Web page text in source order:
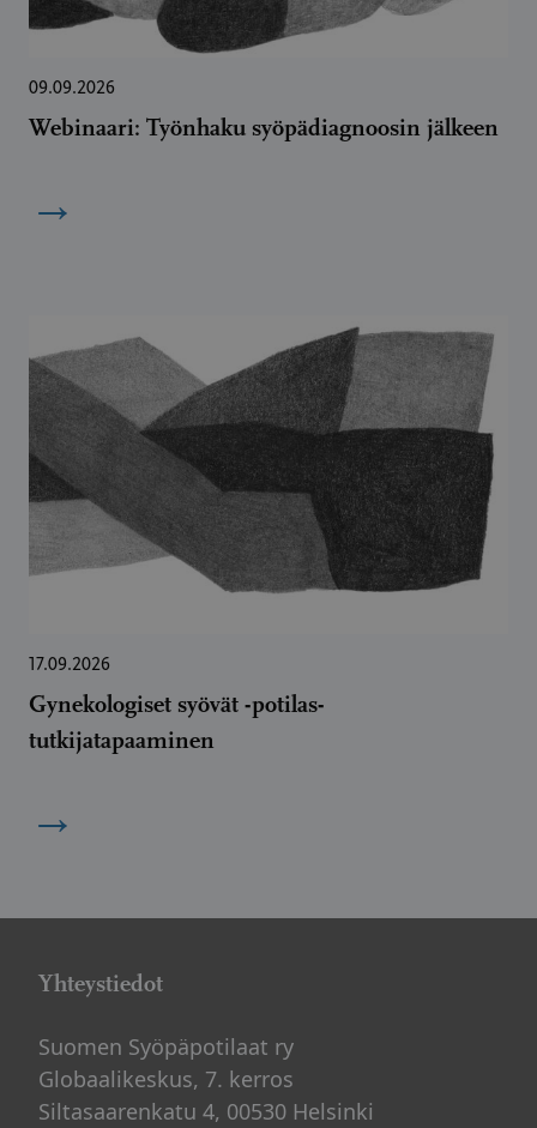
09.09.2026
Webinaari: Työnhaku syöpädiagnoosin jälkeen
→
17.09.2026
Gynekologiset syövät -potilas-
tutkijatapaaminen
→
Yhteystiedot
Suomen Syöpäpotilaat ry
Globaalikeskus, 7. kerros
Siltasaarenkatu 4, 00530 Helsinki